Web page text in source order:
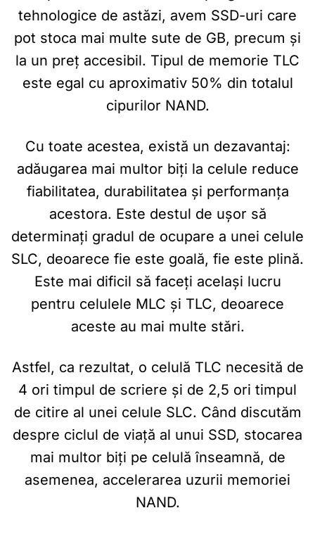
tehnologice de astăzi, avem SSD-uri care
pot stoca mai multe sute de GB, precum și
la un preț accesibil. Tipul de memorie TLC
este egal cu aproximativ 50% din totalul
cipurilor NAND.
Cu toate acestea, există un dezavantaj:
adăugarea mai multor biți la celule reduce
fiabilitatea, durabilitatea și performanța
acestora. Este destul de ușor să
determinați gradul de ocupare a unei celule
SLC, deoarece fie este goală, fie este plină.
Este mai dificil să faceți același lucru
pentru celulele MLC și TLC, deoarece
aceste au mai multe stări.
Astfel, ca rezultat, o celulă TLC necesită de
4 ori timpul de scriere și de 2,5 ori timpul
de citire al unei celule SLC. Când discutăm
despre ciclul de viață al unui SSD, stocarea
mai multor biți pe celulă înseamnă, de
asemenea, accelerarea uzurii memoriei
NAND.